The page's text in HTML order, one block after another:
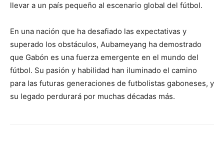
llevar a un país pequeño al escenario global del fútbol.
En una nación que ha desafiado las expectativas y
superado los obstáculos, Aubameyang ha demostrado
que Gabón es una fuerza emergente en el mundo del
fútbol. Su pasión y habilidad han iluminado el camino
para las futuras generaciones de futbolistas gaboneses, y
su legado perdurará por muchas décadas más.